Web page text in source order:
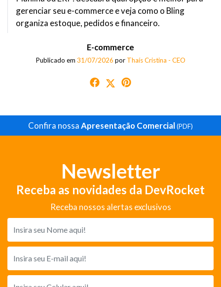
gerenciar seu e-commerce e veja como o Bling
organiza estoque, pedidos e financeiro.
E-commerce
Publicado em 31/07/2026 por Thaís Cristina - CEO
Confira nossaApresentação Comercial(PDF)
Newsletter
Receba as novidades da DevRocket
Receba nossos alertas exclusivos